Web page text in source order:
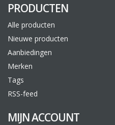
PRODUCTEN
Alle producten
Nieuwe producten
Aanbiedingen
Merken
Tags
RSS-feed
MIJN ACCOUNT